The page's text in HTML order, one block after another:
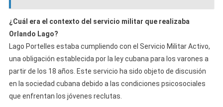
¿Cuál era el contexto del servicio militar que realizaba
Orlando Lago?
Lago Portelles estaba cumpliendo con el Servicio Militar Activo,
una obligación establecida por la ley cubana para los varones a
partir de los 18 años. Este servicio ha sido objeto de discusión
en la sociedad cubana debido a las condiciones psicosociales
que enfrentan los jóvenes reclutas.